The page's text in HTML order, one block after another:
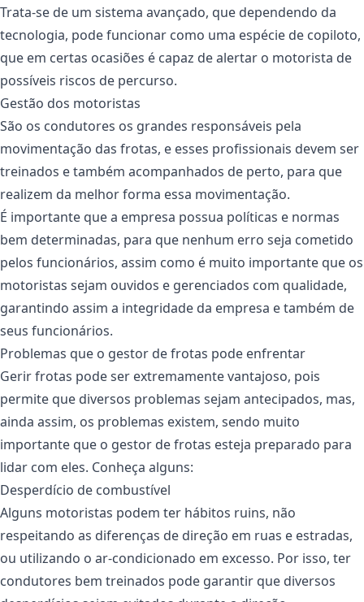
Trata-se de um sistema avançado, que dependendo da
tecnologia, pode funcionar como uma espécie de copiloto,
que em certas ocasiões é capaz de alertar o motorista de
possíveis riscos de percurso.
Gestão dos motoristas
São os condutores os grandes responsáveis pela
movimentação das frotas, e esses profissionais devem ser
treinados e também acompanhados de perto, para que
realizem da melhor forma essa movimentação.
É importante que a empresa possua políticas e normas
bem determinadas, para que nenhum erro seja cometido
pelos funcionários, assim como é muito importante que os
motoristas sejam ouvidos e gerenciados com qualidade,
garantindo assim a integridade da empresa e também de
seus funcionários.
Problemas que o gestor de frotas pode enfrentar
Gerir frotas pode ser extremamente vantajoso, pois
permite que diversos problemas sejam antecipados, mas,
ainda assim, os problemas existem, sendo muito
importante que o gestor de frotas esteja preparado para
lidar com eles. Conheça alguns:
Desperdício de combustível
Alguns motoristas podem ter hábitos ruins, não
respeitando as diferenças de direção em ruas e estradas,
ou utilizando o ar-condicionado em excesso. Por isso, ter
condutores bem treinados pode garantir que diversos